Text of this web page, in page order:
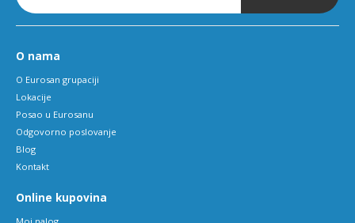
O nama
O Eurosan grupaciji
Lokacije
Posao u Eurosanu
Odgovorno poslovanje
Blog
Kontakt
Online kupovina